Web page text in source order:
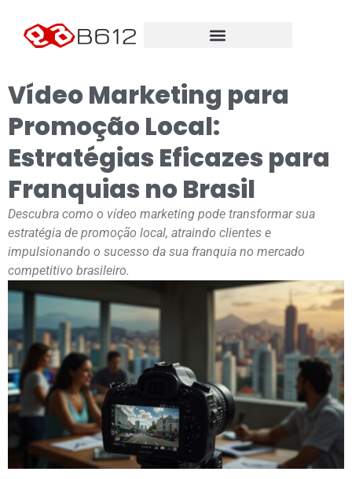
Vídeo Marketing para
Promoção Local:
Estratégias Eficazes para
Franquias no Brasil
Descubra como o vídeo marketing pode transformar sua
estratégia de promoção local, atraindo clientes e
impulsionando o sucesso da sua franquia no mercado
competitivo brasileiro.